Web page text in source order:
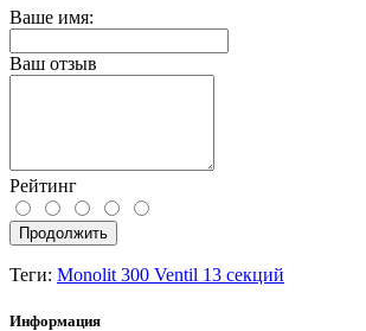
Ваше имя:
Ваш отзыв
Рейтинг
Продолжить
Теги: Monolit 300 Ventil 13 секций
Информация